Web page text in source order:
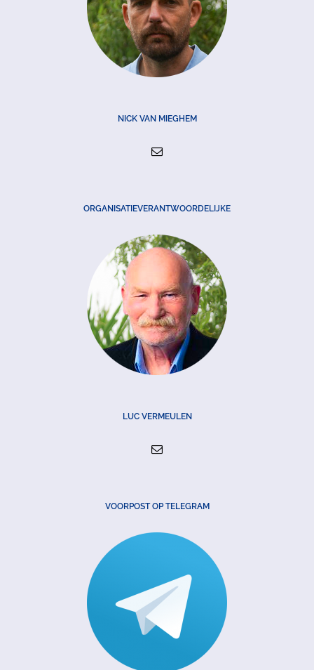
NICK VAN MIEGHEM
ORGANISATIEVERANTWOORDELIJKE
LUC VERMEULEN
VOORPOST OP TELEGRAM